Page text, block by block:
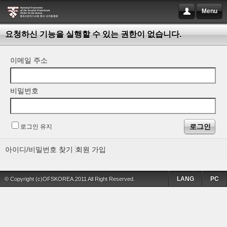
Menu
요청하신 기능을 실행할 수 있는 권한이 없습니다.
이메일 주소
비밀번호
로그인 유지
아이디/비밀번호 찾기 회원 가입
© Copyright (c)OFSKOREA.2011 All Right Reserved. PC
LANG